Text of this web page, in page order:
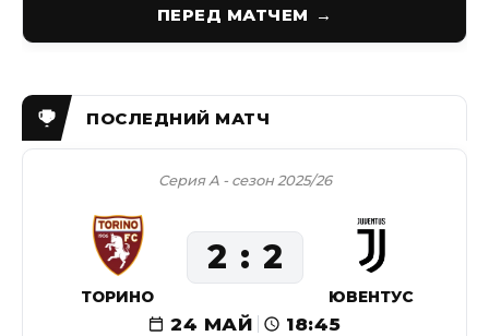
ПЕРЕД МАТЧЕМ
Серия А - сезон 2025/26
24 МАЙ 18:45
ТОРИНО
2 2
ЮВЕНТУС